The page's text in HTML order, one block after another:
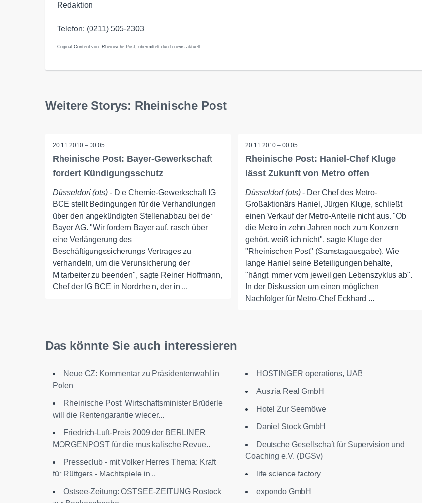
Redaktion
Telefon: (0211) 505-2303
Original-Content von: Rheinische Post, übermittelt durch news aktuell
Weitere Storys: Rheinische Post
20.11.2010 – 00:05
Rheinische Post: Bayer-Gewerkschaft
fordert Kündigungsschutz
Düsseldorf (ots) - Die Chemie-Gewerkschaft IG
BCE stellt Bedingungen für die Verhandlungen
über den angekündigten Stellenabbau bei der
Bayer AG. "Wir fordern Bayer auf, rasch über
eine Verlängerung des
Beschäftigungssicherungs-Vertrages zu
verhandeln, um die Verunsicherung der
Mitarbeiter zu beenden", sagte Reiner Hoffmann,
Chef der IG BCE in Nordrhein, der in ...
20.11.2010 – 00:05
Rheinische Post: Haniel-Chef Kluge
lässt Zukunft von Metro offen
Düsseldorf (ots)- Der Chef des Metro-
Großaktionärs Haniel, Jürgen Kluge, schließt
einen Verkauf der Metro-Anteile nicht aus. "Ob
die Metro in zehn Jahren noch zum Konzern
gehört, weiß ich nicht", sagte Kluge der
"Rheinischen Post" (Samstagausgabe). Wie
lange Haniel seine Beteiligungen behalte,
"hängt immer vom jeweiligen Lebenszyklus ab".
In der Diskussion um einen möglichen
Nachfolger für Metro-Chef Eckhard ...
Das könnte Sie auch interessieren
Neue OZ: Kommentar zu Präsidentenwahl in
Polen
Rheinische Post: Wirtschaftsminister Brüderle
will die Rentengarantie wieder...
Friedrich-Luft-Preis 2009 der BERLINER
MORGENPOST für die musikalische Revue...
Presseclub - mit Volker Herres Thema: Kraft
für Rüttgers - Machtspiele in...
Ostsee-Zeitung: OSTSEE-ZEITUNG Rostock
HOSTINGER operations, UAB
Austria Real GmbH
Hotel Zur Seemöwe
Daniel Stock GmbH
Deutsche Gesellschaft für Supervision und
Coaching e.V. (DGSv)
life science factory
expondo GmbH